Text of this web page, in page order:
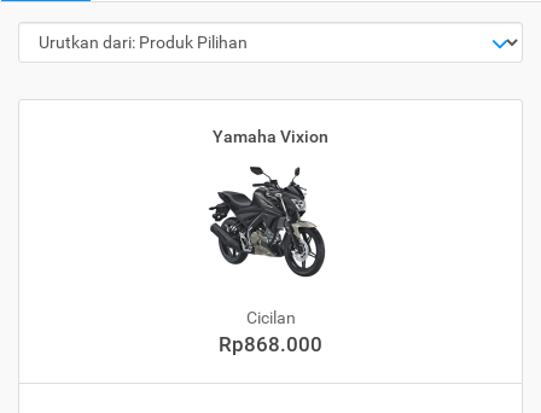
Yamaha Vixion
Cicilan
Rp868.000